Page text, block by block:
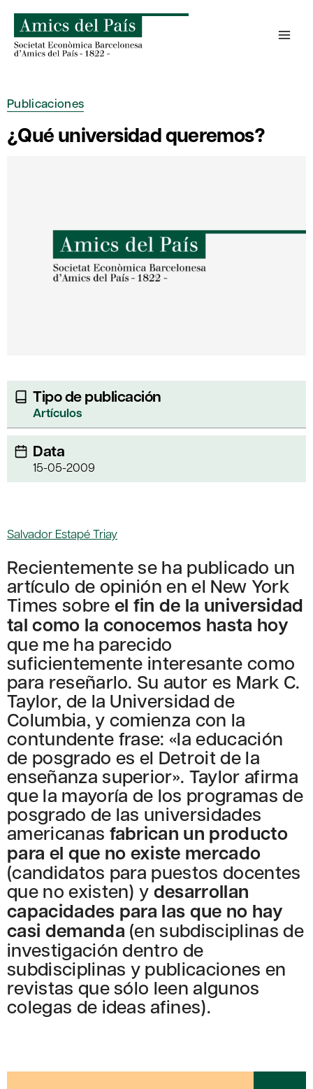
contenido
Publicaciones
¿Qué universidad queremos?
Tipo de publicación
Artículos
Data
15-05-2009
Salvador Estapé Triay
Recientemente se ha publicado un
artículo de opinión en el New York
Times sobreel fin de la universidad
tal como la conocemos hasta hoy
que me ha parecido
suficientemente interesante como
para reseñarlo. Su autor es Mark C.
Taylor, de la Universidad de
Columbia, y comienza con la
contundente frase: «la educación
de posgrado es el Detroit de la
enseñanza superior». Taylor afirma
que la mayoría de los programas de
posgrado de las universidades
americanas fabrican un producto
para el que no existe mercado
(candidatos para puestos docentes
que no existen) ydesarrollan
capacidades para las que no hay
casi demanda (en subdisciplinas de
investigación dentro de
subdisciplinas y publicaciones en
revistas que sólo leen algunos
colegas de ideas afines).